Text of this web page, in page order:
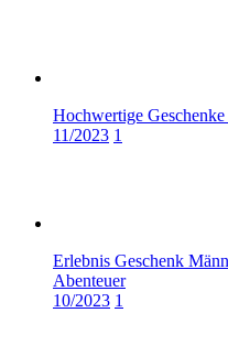
Hochwertige
11/2023 1
Erlebnis Geschenk
Abenteuer
10/2023 1